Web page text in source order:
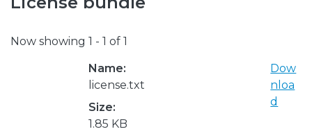
Now showing 1 - 1 of 1
Name:
license.txt
Size:
1.85 KB
Dow
nloa
d